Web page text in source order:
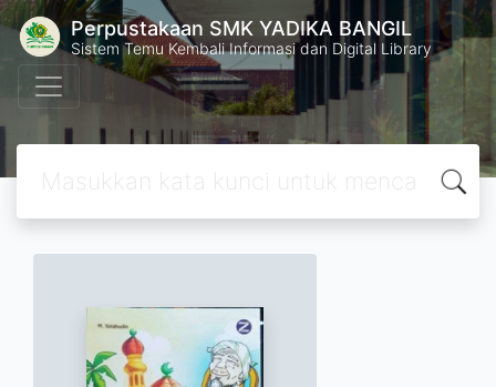
Perpustakaan SMK YADIKA BANGIL
Sistem Temu Kembali Informasi dan Digital Library